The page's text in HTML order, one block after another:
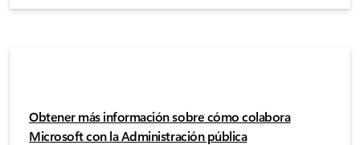
Obtener más información sobre cómo colabora
Microsoft con la Administración pública